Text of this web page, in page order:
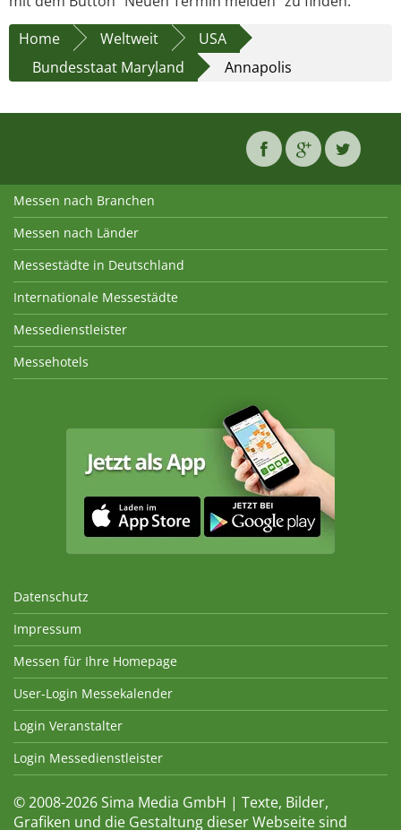
Home
Weltweit
USA
Bundesstaat Maryland
Annapolis
Messen nach Branchen
Messen nach Länder
Messestädte in Deutschland
Internationale Messestädte
Messedienstleister
Messehotels
Datenschutz
Impressum
Messen für Ihre Homepage
User-Login Messekalender
Login Veranstalter
Login Messedienstleister
© 2008-2026 Sima Media GmbH | Texte, Bilder,
Grafiken und die Gestaltung dieser Webseite sind